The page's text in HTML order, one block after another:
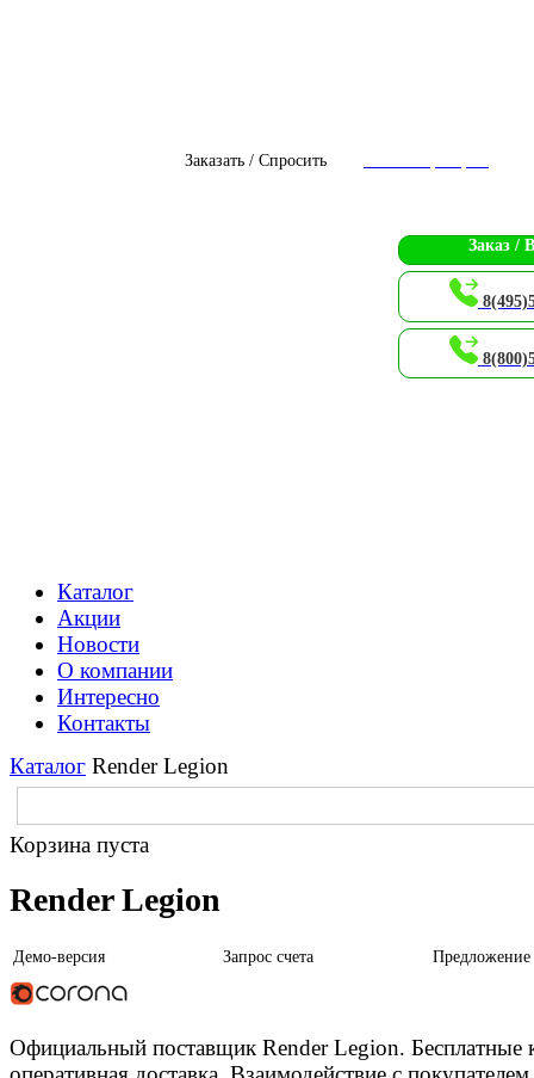
Заказать / Спросить
Заказ /
Каталог
Акции
Новости
О компании
Интересно
Контакты
Каталог Render Legion
Корзина пуста
Render Legion
Демо-версия Запрос счета Предложение
Официальный поставщик Render Legion. Бесплатные